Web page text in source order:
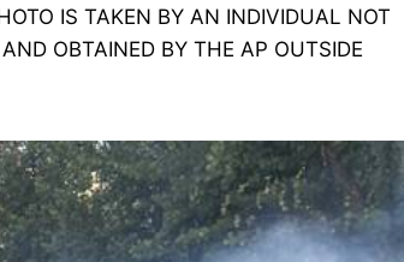
IS TAKEN BY AN INDIVIDUAL NOT
OBTAINED BY THE AP OUTSIDE